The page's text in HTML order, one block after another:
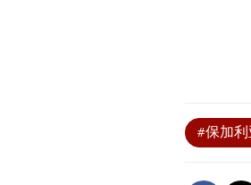
#保加利